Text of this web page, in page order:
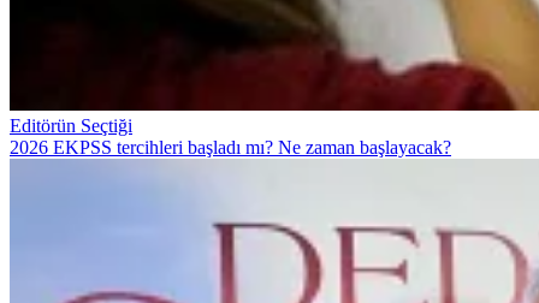
Editörün Seçtiği
2026 EKPSS tercihleri başladı mı? Ne zaman başlayacak?